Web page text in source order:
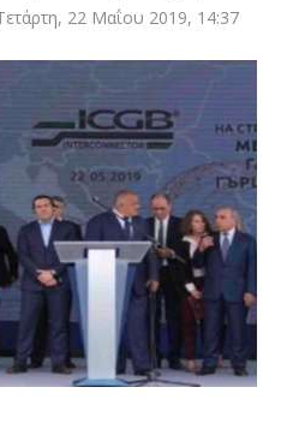
22 Μαΐου 2019, 14:37